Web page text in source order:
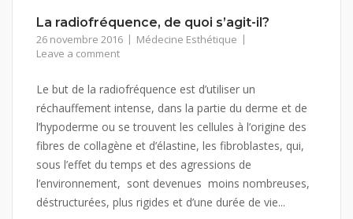
La radiofréquence, de quoi s’agit-il?
26 novembre 2016
Médecine Esthétique
Leave a comment
Le but de la radiofréquence est d’utiliser un
réchauffement intense, dans la partie du derme et de
l’hypoderme ou se trouvent les cellules à l’origine des
fibres de collagène et d’élastine, les fibroblastes, qui,
sous l’effet du temps et des agressions de
l’environnement, sont devenues moins nombreuses,
déstructurées, plus rigides et d’une durée de vie...